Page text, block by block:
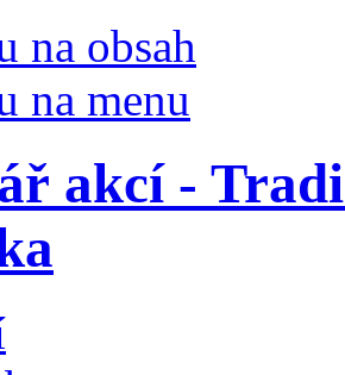
na obsah
na menu
akcí -